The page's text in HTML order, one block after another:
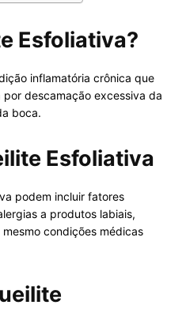
Esfoliativa?
inflamatória crônica que
descamação excessiva da
boca.
Esfoliativa
podem incluir fatores
a produtos labiais,
condições médicas